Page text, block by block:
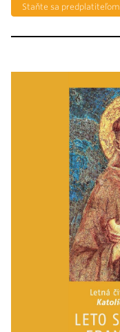
Staňte sa predplatiteľom